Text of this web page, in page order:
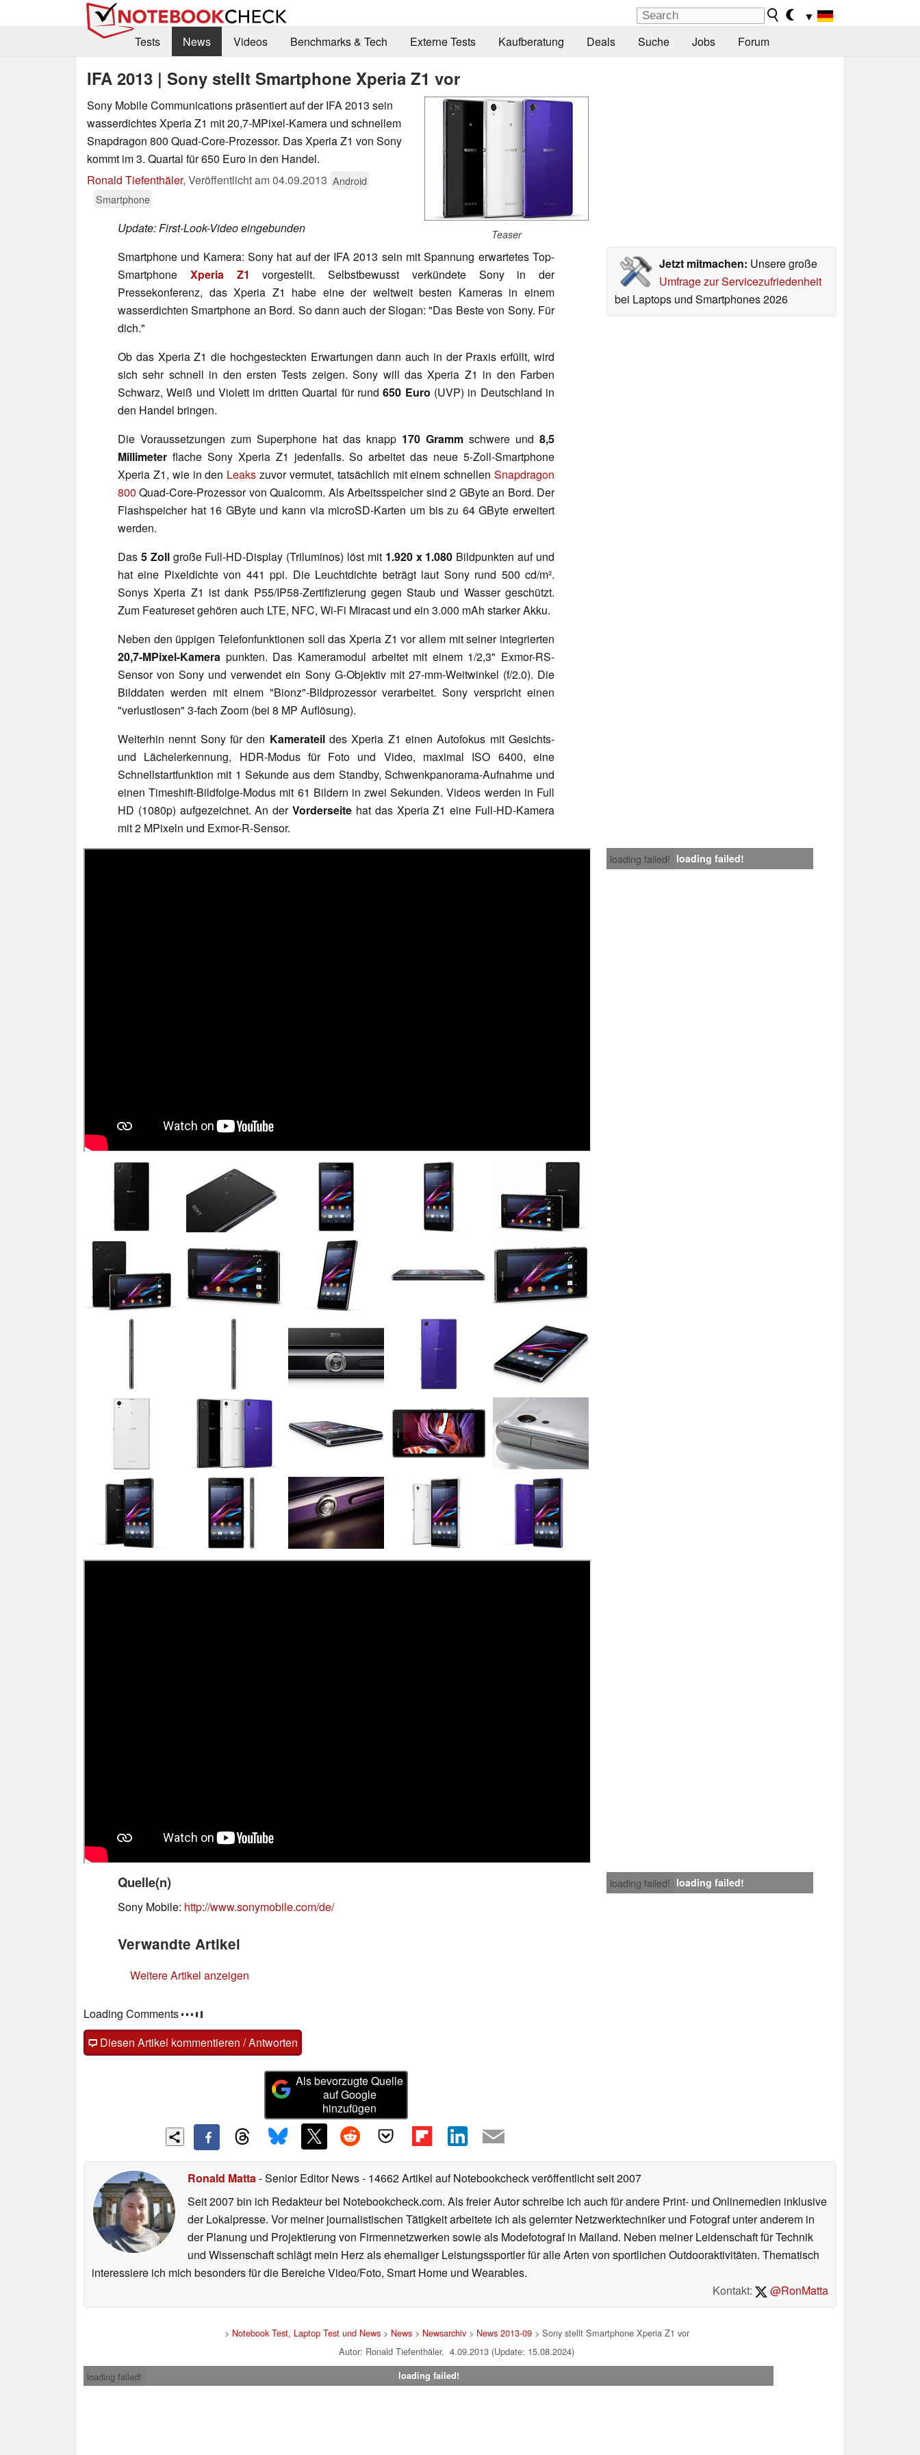
▼
Tests
News Videos Benchmarks & Tech Externe Tests Kaufberatung Deals Suche Jobs Forum
IFA 2013 | Sony stellt Smartphone Xperia Z1 vor
Teaser
Sony Mobile Communications präsentiert auf der IFA 2013 sein
wasserdichtes Xperia Z1 mit 20,7-MPixel-Kamera und schnellem
Snapdragon 800 Quad-Core-Prozessor. Das Xperia Z1 von Sony
kommt im 3. Quartal für 650 Euro in den Handel.
Ronald Tiefenthäler, Veröffentlicht am04.09.2013 Android
Smartphone
Jetzt mitmachen: Unsere große
Umfrage zur Servicezufriedenheit
bei Laptops und Smartphones 2026
Update: First-Look-Video eingebunden
Smartphone und Kamera: Sony hat auf der IFA 2013 sein mit Spannung erwartetes Top-
Smartphone Xperia Z1
vorgestellt. Selbstbewusst verkündete Sony in der
Pressekonferenz, das Xperia Z1 habe eine der weltweit besten Kameras in einem
wasserdichten Smartphone an Bord. So dann auch der Slogan: "Das Beste von Sony. Für
dich."
Ob das Xperia Z1 die hochgesteckten Erwartungen dann auch in der Praxis erfüllt, wird
sich sehr schnell in den ersten Tests zeigen. Sony will das Xperia Z1 in den Farben
Schwarz, Weiß und Violett im dritten Quartal für rund650 Euro (UVP) in Deutschland in
den Handel bringen.
Die Voraussetzungen zum Superphone hat das knapp 170 Gramm schwere und 8,5
Millimeter flache Sony Xperia Z1 jedenfalls. So arbeitet das neue 5-Zoll-Smartphone
Xperia Z1, wie in den Leaks zuvor vermutet, tatsächlich mit einem schnellenSnapdragon
800 Quad-Core-Prozessor von Qualcomm. Als Arbeitsspeicher sind 2 GByte an Bord. Der
Flashspeicher hat 16 GByte und kann via microSD-Karten um bis zu 64 GByte erweitert
werden.
Das 5 Zollgroße Full-HD-Display (Triluminos) löst mit 1.920 x 1.080 Bildpunkten auf und
hat eine Pixeldichte von 441 ppi. Die Leuchtdichte beträgt laut Sony rund 500 cd/m².
Sonys Xperia Z1 ist dank P55/IP58-Zertifizierung gegen Staub und Wasser geschützt.
Zum Featureset gehören auch LTE, NFC, Wi-Fi Miracast und ein 3.000 mAh starker Akku.
Neben den üppigen Telefonfunktionen soll das Xperia Z1 vor allem mit seiner integrierten
20,7-MPixel-Kamera punkten. Das Kameramodul arbeitet mit einem 1/2,3" Exmor-RS-
Sensor von Sony und verwendet ein Sony G-Objektiv mit 27-mm-Weitwinkel (f/2.0). Die
Bilddaten werden mit einem "Bionz"-Bildprozessor verarbeitet. Sony verspricht einen
"verlustlosen" 3-fach Zoom (bei 8 MP Auflösung).
Weiterhin nennt Sony für den Kamerateildes Xperia Z1 einen Autofokus mit Gesichts-
und Lächelerkennung, HDR-Modus für Foto und Video, maximal ISO 6400, eine
Schnellstartfunktion mit 1 Sekunde aus dem Standby, Schwenkpanorama-Aufnahme und
einen Timeshift-Bildfolge-Modus mit 61 Bildern in zwei Sekunden. Videos werden in Full
HD (1080p) aufgezeichnet. An derVorderseite hat das Xperia Z1 eine Full-HD-Kamera
mit 2 MPixeln und Exmor-R-Sensor.
loading failed! loading failed!
loading failed! loading failed!
Quelle(n)
Sony Mobile: http://www.sonymobile.com/de/
Verwandte Artikel
Weitere Artikel anzeigen
Loading Comments
Diesen Artikel kommentieren / Antworten
Als bevorzugte Quelle
auf Google
hinzufügen
Ronald Matta- Senior Editor News- 14662 Artikel auf Notebookcheck veröffentlichtseit 2007
Seit 2007 bin ich Redakteur bei Notebookcheck.com. Als freier Autor schreibe ich auch für andere Print- und Onlinemedien inklusive
der Lokalpresse. Vor meiner journalistischen Tätigkeit arbeitete ich als gelernter Netzwerktechniker und Fotograf unter anderem in
der Planung und Projektierung von Firmennetzwerken sowie als Modefotograf in Mailand. Neben meiner Leidenschaft für Technik
und Wissenschaft schlägt mein Herz als ehemaliger Leistungssportler für alle Arten von sportlichen Outdooraktivitäten. Thematisch
interessiere ich mich besonders für die Bereiche Video/Foto, Smart Home und Wearables.
Kontakt:
@RonMatta
> Notebook Test, Laptop Test und News> News> Newsarchiv> News 2013-09> Sony stellt Smartphone Xperia Z1 vor
Autor: Ronald Tiefenthäler, 4.09.2013 (Update: 15.08.2024)
loading failed!
loading failed!